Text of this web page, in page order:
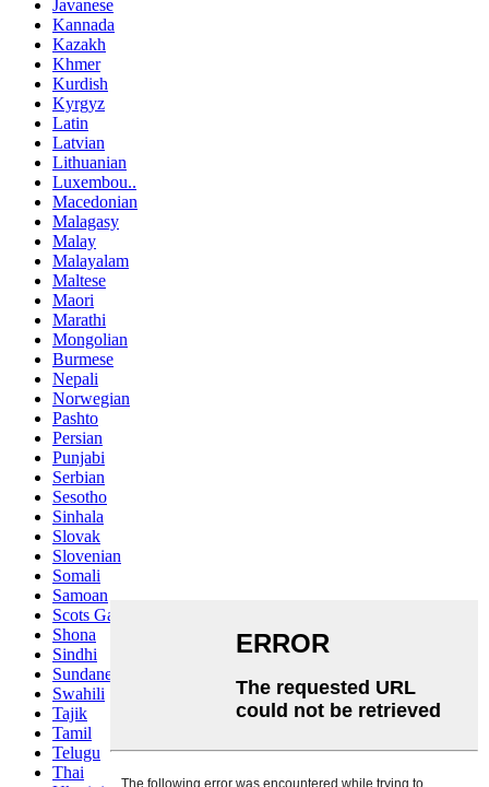
Javanese
Kannada
Kazakh
Khmer
Kurdish
Kyrgyz
Latin
Latvian
Lithuanian
Luxembou..
Macedonian
Malagasy
Malay
Malayalam
Maltese
Maori
Marathi
Mongolian
Burmese
Nepali
Norwegian
Pashto
Persian
Punjabi
Serbian
Sesotho
Sinhala
Slovak
Slovenian
Somali
Samoan
Scots Gaelic
Shona
Sindhi
Sundanese
Swahili
Tajik
Tamil
Telugu
Thai